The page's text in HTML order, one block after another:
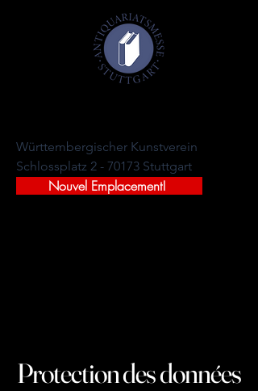
Württembergischer Kunstverein
Schlossplatz 2 - 70173 Stuttgart
Nouvel Emplacement!
Protection des données